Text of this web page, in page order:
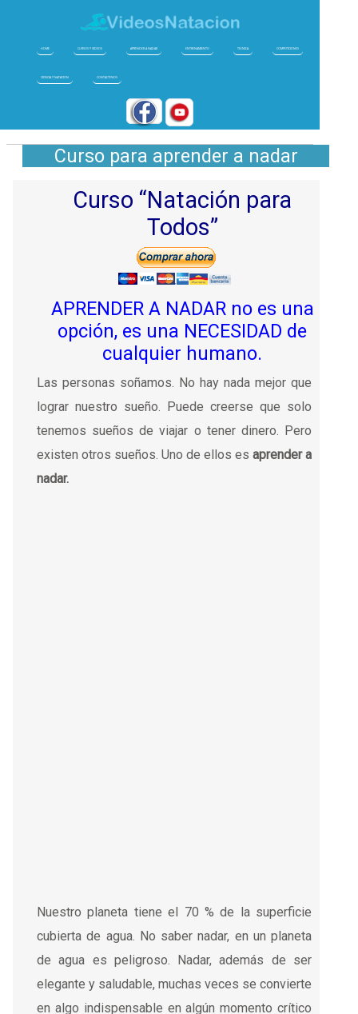
HOME CURSOS Y VIDEOS APRENDER A NADAR ENTRENAMIENTO TECNICA COMPETICIONES
CIENCIA Y NATACION CONTACTENOS
Curso para aprender a nadar
Curso “Natación para
Todos”
APRENDER A NADAR no es una
opción, es una NECESIDAD de
cualquier humano.
Las personas soñamos. No hay nada mejor que
lograr nuestro sueño. Puede creerse que solo
tenemos sueños de viajar o tener dinero. Pero
existen otros sueños. Uno de ellos es aprender a
nadar.
Nuestro planeta tiene el 70 % de la superficie
cubierta de agua. No saber nadar, en un planeta
de agua es peligroso. Nadar, además de ser
elegante y saludable, muchas veces se convierte
en algo indispensable en algún momento crítico